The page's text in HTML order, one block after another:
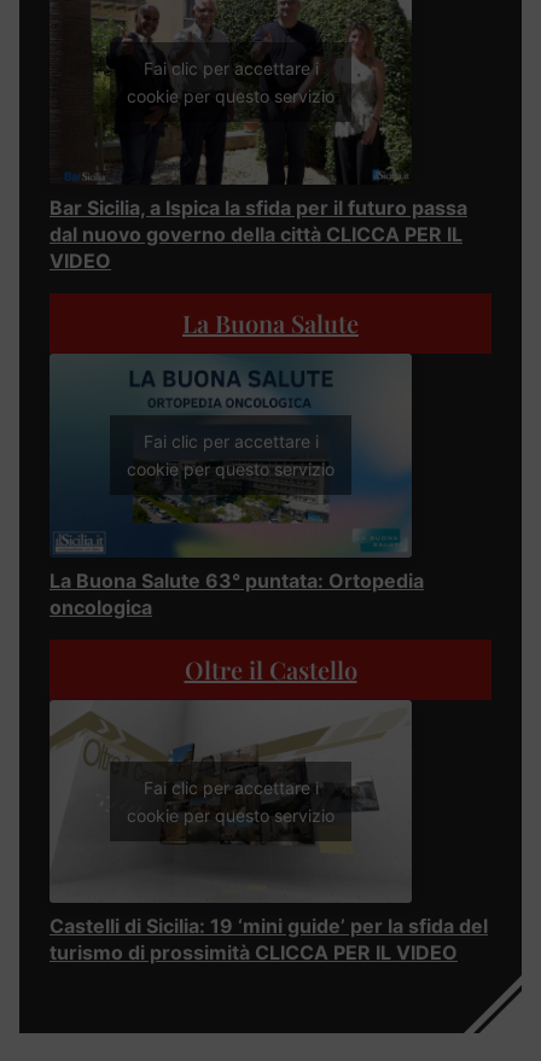
Fai clic per accettare i
cookie per questo servizio
Bar Sicilia, a Ispica la sfida per il futuro passa
dal nuovo governo della città CLICCA PER IL
VIDEO
La Buona Salute
Fai clic per accettare i
cookie per questo servizio
La Buona Salute 63° puntata: Ortopedia
oncologica
Oltre il Castello
Fai clic per accettare i
cookie per questo servizio
Castelli di Sicilia: 19 ‘mini guide’ per la sfida del
turismo di prossimità CLICCA PER IL VIDEO